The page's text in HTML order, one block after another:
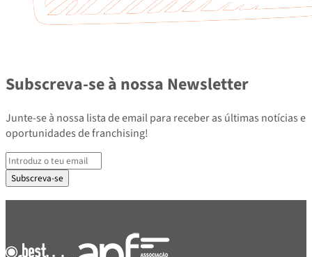
Subscreva-se à nossa Newsletter
Junte-se à nossa lista de email para receber as últimas notícias e
oportunidades de franchising!
Subscreva-se